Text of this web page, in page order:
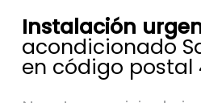
Instalación
acondicionado
en código postal